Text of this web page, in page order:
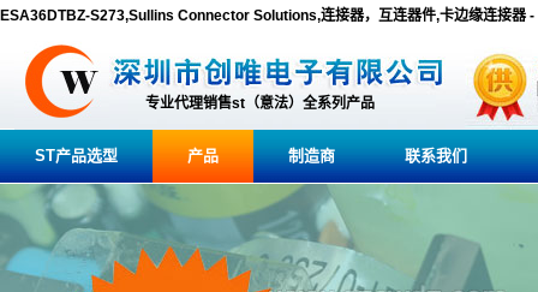
ESA36DTBZ-S273,Sullins Connector Solutions,连接器，互连器件,卡边缘连接器 -
专业代理销售st（意法）全系列产品
ST产品选型 产品 制造商 联系我们